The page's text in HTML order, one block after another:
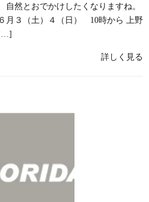
自然とおでかけしたくなりますね。
月３（土）４（日） 10時から 上野
詳しく見る